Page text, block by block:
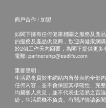
免責聲明：
下身體健康出現任何疾病
格的醫生，作出診斷及治
本服務/產品由商戶提供。
health.ESDlife】並沒有經
此服務/產品的錯漏或延
致的損失、損害、受傷或
health.ESDlife概不負責。
商戶合作 / 加盟
如閣下擁有任何健康相關之服務及產
的服務及產品供應商，歡迎與健康網
於2個工作天內回覆，為閣下提供更多
電郵: partnership@esdlife.com
重要聲明：
生活易會員於本網站內所發表的全部
任何內容，並不會保證其準確性、完
均屬個人意見，並不代表生活易之言
紛，生活易概不負責。有關詳情請參閱